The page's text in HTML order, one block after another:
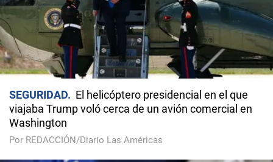
SEGURIDAD
El helicóptero presidencial en el que
viajaba Trump voló cerca de un avión comercial en
Washington
Por REDACCIÓN/Diario Las Américas